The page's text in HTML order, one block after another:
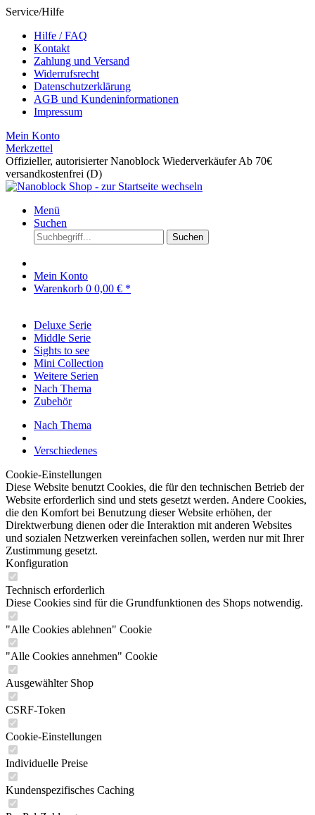
Service/Hilfe
Hilfe / FAQ
Kontakt
Zahlung und Versand
Widerrufsrecht
Datenschutzerklärung
AGB und Kundeninformationen
Impressum
Mein Konto
Merkzettel
Offizieller, autorisierter Nanoblock WiederverkäuferAb 70€
versandkostenfrei (D)
Menü
Suchen
Suchen
Mein Konto
Warenkorb 0 0,00 € *
Deluxe Serie
Middle Serie
Sights to see
Mini Collection
Weitere Serien
Nach Thema
Zubehör
Nach Thema
Verschiedenes
Cookie-Einstellungen
Diese Website benutzt Cookies, die für den technischen Betrieb der
Website erforderlich sind und stets gesetzt werden. Andere Cookies,
die den Komfort bei Benutzung dieser Website erhöhen, der
Direktwerbung dienen oder die Interaktion mit anderen Websites
und sozialen Netzwerken vereinfachen sollen, werden nur mit Ihrer
Zustimmung gesetzt.
Konfiguration
Technisch erforderlich
Diese Cookies sind für die Grundfunktionen des Shops notwendig.
"Alle Cookies ablehnen" Cookie
"Alle Cookies annehmen" Cookie
Ausgewählter Shop
CSRF-Token
Cookie-Einstellungen
Individuelle Preise
Kundenspezifisches Caching